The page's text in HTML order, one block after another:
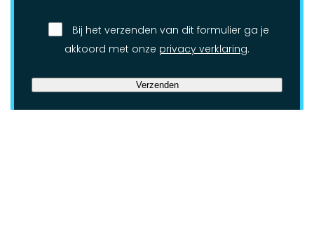
Bij het verzenden van dit formulier ga je
akkoord met onze privacy verklaring.